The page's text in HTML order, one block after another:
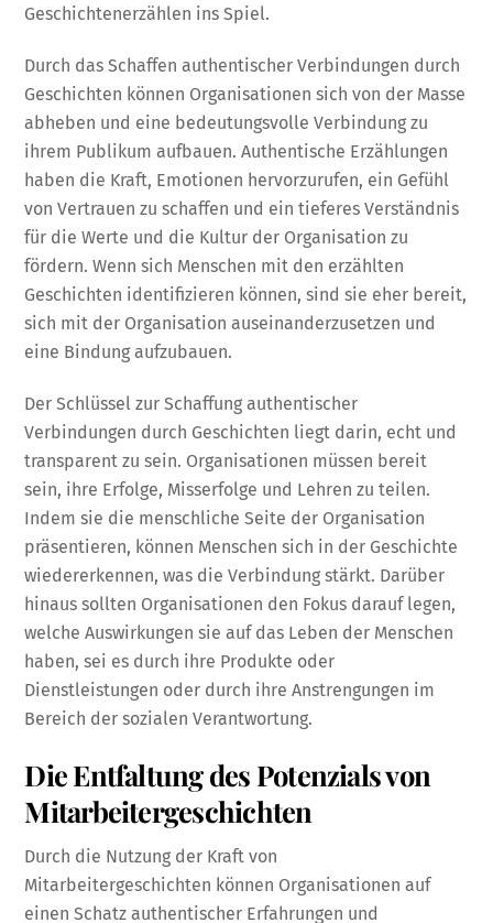
Geschichtenerzählen ins Spiel.
Durch das Schaffen authentischer Verbindungen durch
Geschichten können Organisationen sich von der Masse
abheben und eine bedeutungsvolle Verbindung zu
ihrem Publikum aufbauen. Authentische Erzählungen
haben die Kraft, Emotionen hervorzurufen, ein Gefühl
von Vertrauen zu schaffen und ein tieferes Verständnis
für die Werte und die Kultur der Organisation zu
fördern. Wenn sich Menschen mit den erzählten
Geschichten identifizieren können, sind sie eher bereit,
sich mit der Organisation auseinanderzusetzen und
eine Bindung aufzubauen.
Der Schlüssel zur Schaffung authentischer
Verbindungen durch Geschichten liegt darin, echt und
transparent zu sein. Organisationen müssen bereit
sein, ihre Erfolge, Misserfolge und Lehren zu teilen.
Indem sie die menschliche Seite der Organisation
präsentieren, können Menschen sich in der Geschichte
wiedererkennen, was die Verbindung stärkt. Darüber
hinaus sollten Organisationen den Fokus darauf legen,
welche Auswirkungen sie auf das Leben der Menschen
haben, sei es durch ihre Produkte oder
Dienstleistungen oder durch ihre Anstrengungen im
Bereich der sozialen Verantwortung.
Die Entfaltung des Potenzials von
Mitarbeitergeschichten
Durch die Nutzung der Kraft von
Mitarbeitergeschichten können Organisationen auf
einen Schatz authentischer Erfahrungen und